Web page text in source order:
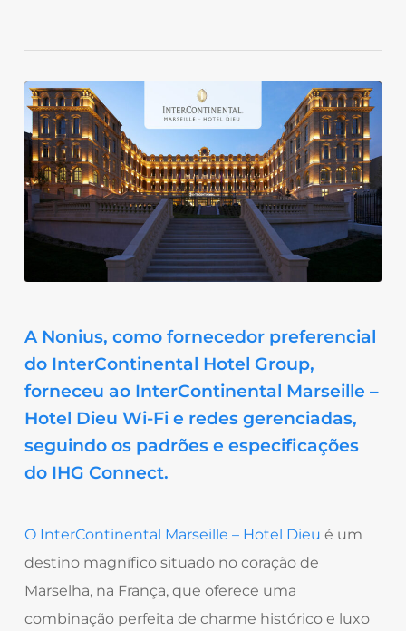
A Nonius, como fornecedor preferencial
do InterContinental Hotel Group,
forneceu ao InterContinental Marseille –
Hotel Dieu Wi-Fi e redes gerenciadas,
seguindo os padrões e especificações
do IHG Connect.
O InterContinental Marseille – Hotel Dieu é um
destino magnífico situado no coração de
Marselha, na França, que oferece uma
combinação perfeita de charme histórico e luxo